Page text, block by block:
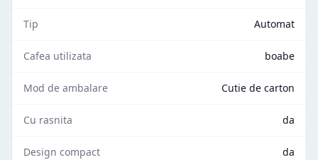
Tip Automat
Cafea utilizata boabe
Mod de ambalare Cutie de carton
Cu rasnita da
Design compact da